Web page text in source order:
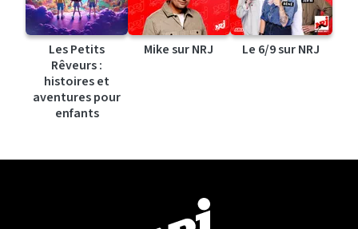
Les Petits
Rêveurs :
histoires et
aventures pour
enfants
Mike sur NRJ Le 6/9 sur NRJ